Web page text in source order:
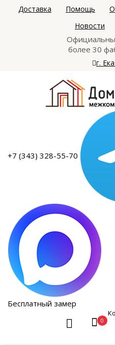
Доставка Помощь
Новости
более 30
г.
+7 (343) 328-55-70
Бесплатный замер
0